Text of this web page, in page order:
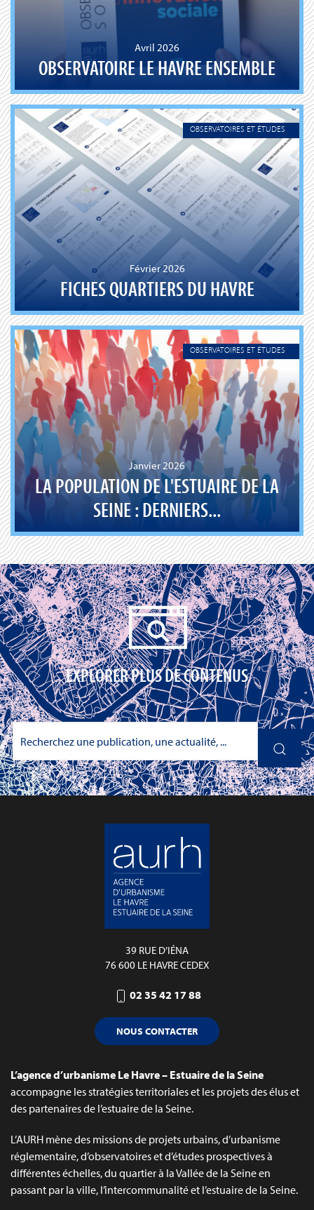
Avril 2026
OBSERVATOIRE LE HAVRE ENSEMBLE
OBSERVATOIRES ET ÉTUDES
Février 2026
FICHES QUARTIERS DU HAVRE
OBSERVATOIRES ET ÉTUDES
Janvier 2026
LA POPULATION DE L'ESTUAIRE DE LA
SEINE : DERNIERS...
EXPLORER PLUS DE CONTENUS
39 RUE D’IÉNA
76 600 LE HAVRE CEDEX
02 35 42 17 88
NOUS CONTACTER
L’agence d’urbanisme Le Havre – Estuaire de la Seine
accompagne les stratégies territoriales et les projets des élus et
des partenaires de l’estuaire de la Seine.
L’AURH mène des missions de projets urbains, d’urbanisme
réglementaire, d’observatoires et d’études prospectives à
différentes échelles, du quartier à la Vallée de la Seine en
passant par la ville, l’intercommunalité et l’estuaire de la Seine.